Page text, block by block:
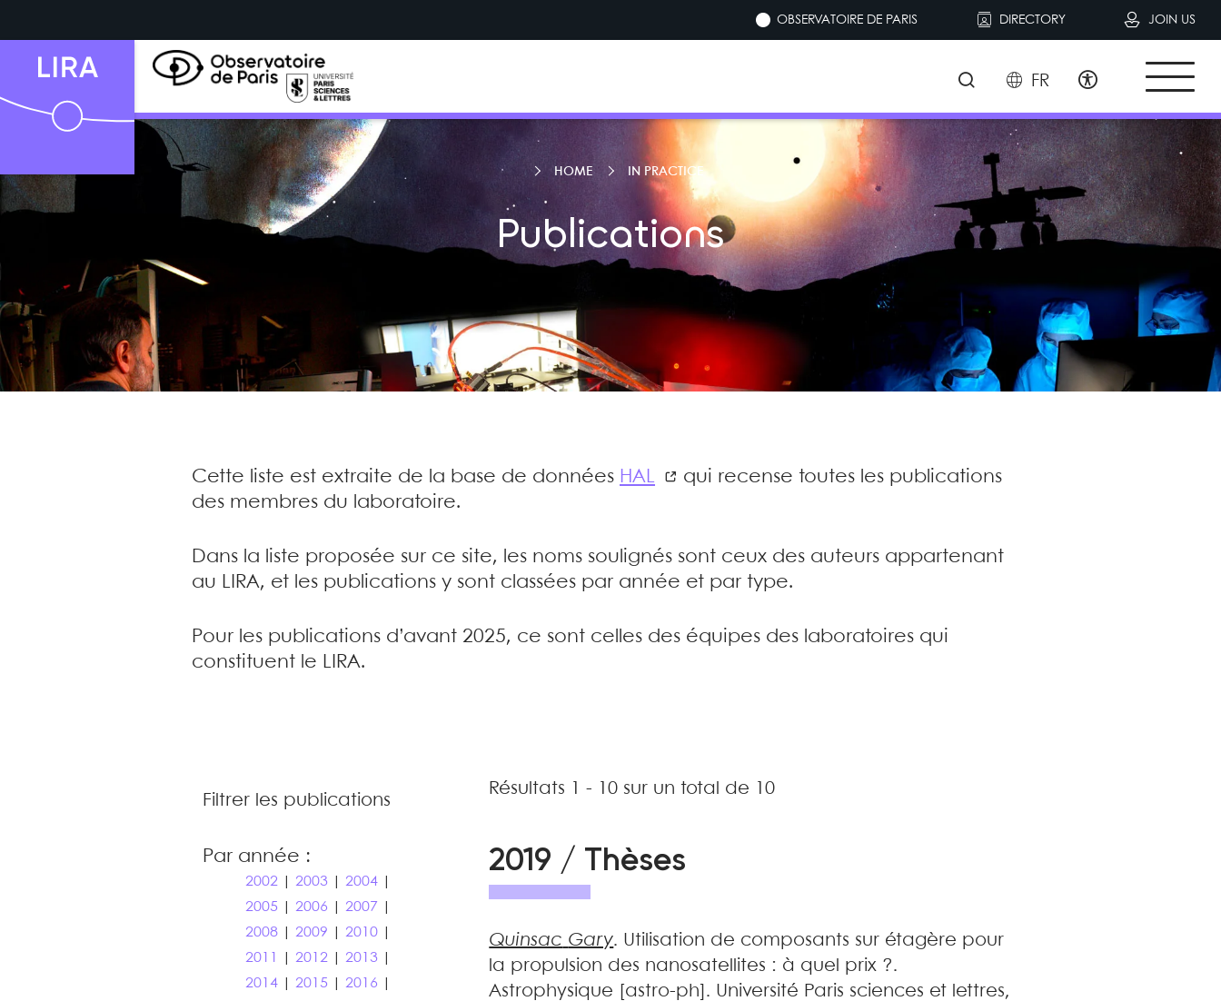
OBSERVATOIRE DE PARIS DIRECTORY JOIN US
FR
HOME IN PRACTICE
Publications
Cette liste est extraite de la base de données HAL
qui recense toutes les publications
des membres du laboratoire.
Dans la liste proposée sur ce site, les noms soulignés sont ceux des auteurs appartenant
au LIRA, et les publications y sont classées par année et par type.
Pour les publications d’avant 2025, ce sont celles des équipes des laboratoires qui
constituent le LIRA.
Filtrer les publications
Par année :
2002 |2003 |2004
2005 |2006 |2007
2008 |2009 |2010
2011
|2012 |2013
2014 |2015 |2016
Résultats 1 - 10 sur un total de 10
2019 / Thèses
Quinsac Gary. Utilisation de composants sur étagère pour
la propulsion des nanosatellites : à quel prix ?.
Astrophysique [astro-ph]. Université Paris sciences et lettres,